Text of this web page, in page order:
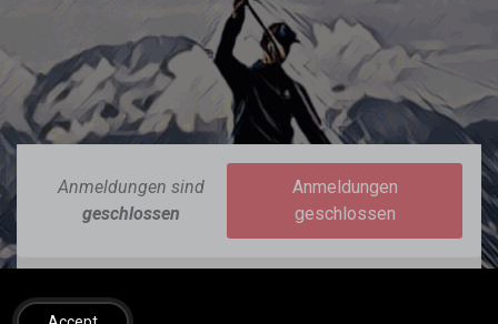
Anmeldungen sind
geschlossen
Anmeldungen
geschlossen